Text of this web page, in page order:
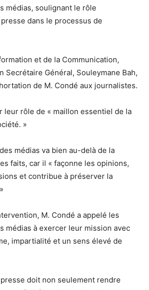
médias, soulignant le rôle
dans le processus de
et de la Communication,
Secrétaire Général, Souleymane Bah,
de M. Condé aux journalistes.
leur rôle de « maillon essentiel de la
»
médias va bien au-delà de la
faits, car il « façonne les opinions,
et contribue à préserver la
M. Condé a appelé les
médias à exercer leur mission avec
impartialité et un sens élevé de
doit non seulement rendre